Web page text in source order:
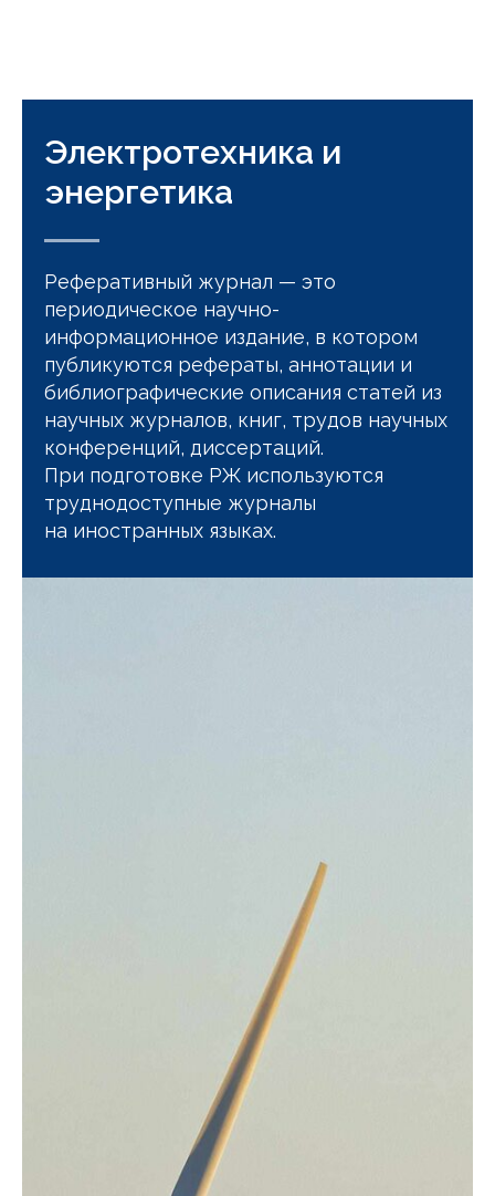
Электротехника и
энергетика
Реферативный журнал — это
периодическое научно-
информационное издание, в котором
публикуются рефераты, аннотации и
библиографические описания статей из
научных журналов, книг, трудов научных
конференций, диссертаций.
При подготовке РЖ используются
труднодоступные журналы
на иностранных языках.